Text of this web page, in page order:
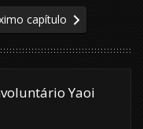
capítulo
Yaoi